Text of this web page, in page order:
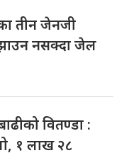
तीन जेनजी
नसक्दा जेल
वितण्डा :
१ लाख २८